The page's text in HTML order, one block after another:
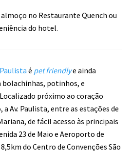
no Restaurante Quench ou
do hotel.
é pet friendlye ainda
potinhos, e
próximo ao coração
a Av. Paulista, entre as estações de
de fácil acesso às principais
23 de Maio e Aeroporto de
do Centro de Convenções São